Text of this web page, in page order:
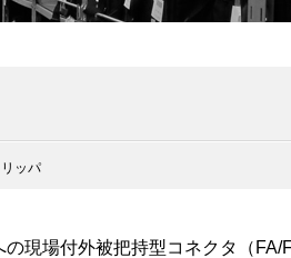
ッパ
現場付外被把持型コネクタ（FA/